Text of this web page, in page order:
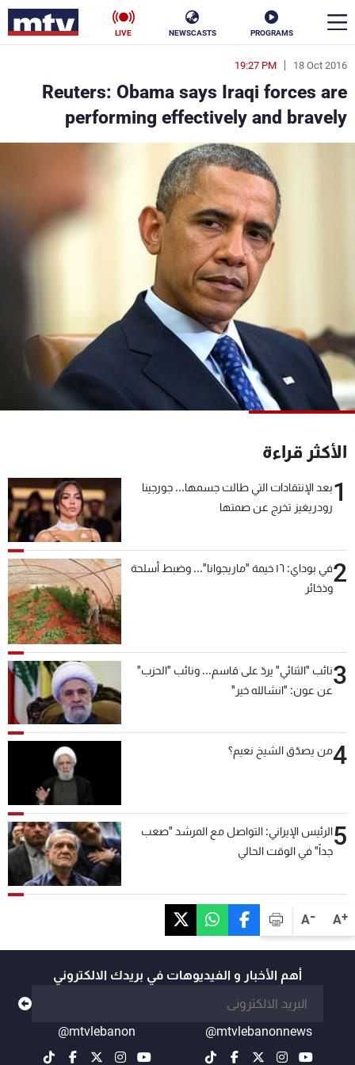
PROGRAMS
NEWSCASTS
LIVE
A+
A-
18 Oct 2016
19:27 PM
Reuters: Obama says Iraqi forces are
performing effectively and bravely
الأكثر قراءة
1بعد الإنتقادات التي طالت جسمها... جورجينا
رودريغيز تخرج عن صمتها
2
في بوداي: ١٦ خيمة "ماريجوانا"... وضبط أسلحة
وذخائر
3نائب "الثنائي" يردّ على قاسم... ونائب "الحزب"
عن عون: "انشالله خير"
4من يصدّق الشيخ نعيم؟
5الرئيس الإيراني: التواصل مع المرشد "صعب
جداً" في الوقت الحالي
أهم الأخبار و الفيديوهات في بريدك الالكتروني
@mtvlebanonnews
@mtvlebanon
en
الأخبار
سياسة ناس
فن
رياضة
البرامج
جدول البرامج
شاهد البرامج
الترددات
عن MTV
الإنـتـاج
شروط الإسـتخدام
سياسة الخصوصية